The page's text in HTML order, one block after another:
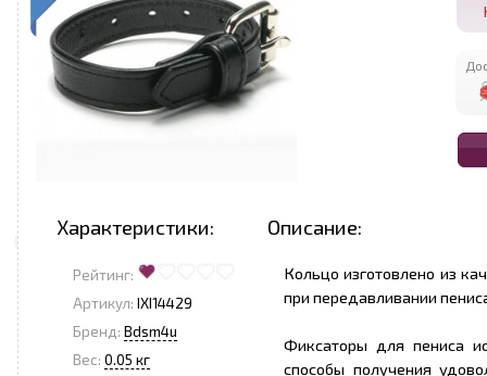
Характеристики: Описание:
Рейтинг:
Артикул: IXI14429
Бренд: Bdsm4u
Вес: 0.05 кг
Кольцо изготовлено из
при передавливании
Фиксаторы для пениса
способы получения